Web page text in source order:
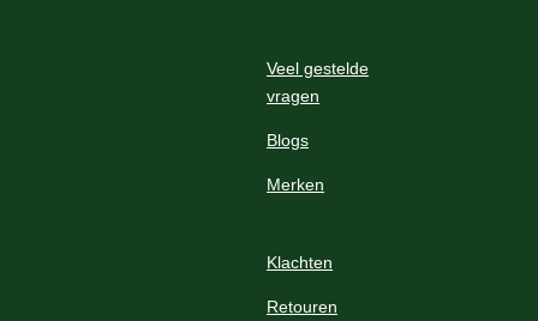
Veel gestelde
vragen
Blogs
Merken
Klachten
Retouren